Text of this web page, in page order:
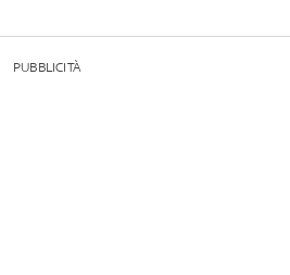
PUBBLICITÀ